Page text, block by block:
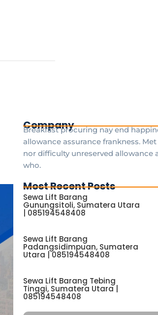
Company
Breakfast procuring nay end
allowance assurance frankness.
nor difficulty unreserved allowance
who.
Most Recent Posts
Sewa Lift Barang
Gunungsitoli, Sumatera Utara
| 085194548408
Sewa Lift Barang
Padangsidimpuan, Sumatera
Utara | 085194548408
Sewa Lift Barang Tebing
Tinggi, Sumatera Utara |
085194548408